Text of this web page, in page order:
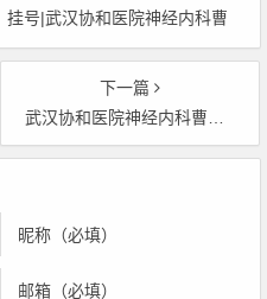
挂号|武汉协和医院神经内科曹
学兵预约挂号|武汉协和医院神
经内科曹学兵网上挂号|武汉协
和医院神经内科曹学兵上班时间
下一篇
武汉协和医院神经内科曹学兵代挂号|武汉协和医院神经内科曹学兵预约挂号|武汉协和医院神经内科曹学兵网上挂号|武汉协和医院神经内科曹学兵上班时间
昵称（必填）
邮箱（必填）